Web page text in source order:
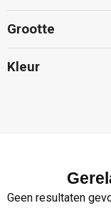
Grootte
Kleur
Geen resultaten